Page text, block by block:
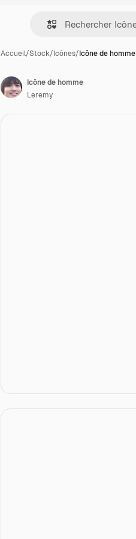
Accueil/Stock/Icônes/Icône de homme
Icône de homme
Leremy